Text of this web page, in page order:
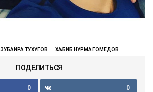
ЗУБАЙРА ТУХУГОВ ХАБИБ НУРМАГОМЕДОВ
ПОДЕЛИТЬСЯ
0 0